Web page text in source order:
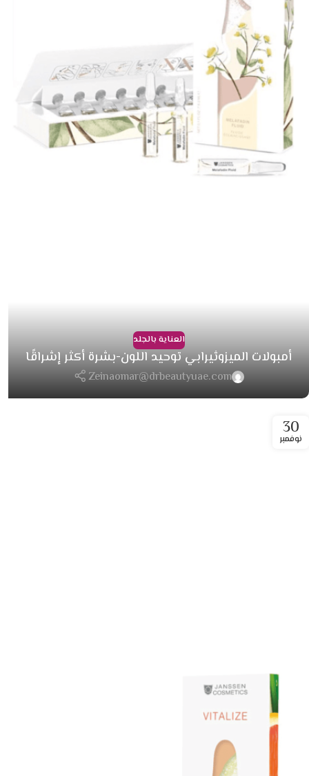
العناية بالجلد
أمبولات الميزوثيرابي توحيد اللون-بشرة أكثر إشراقًا
Zeinaomar@drbeautyuae.com
30
نوفمبر